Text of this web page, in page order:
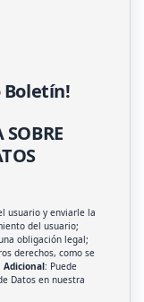
Boletín!
usuario y enviarle la
del usuario;
obligación legal;
derechos, como se
: Puede
Datos en nuestra